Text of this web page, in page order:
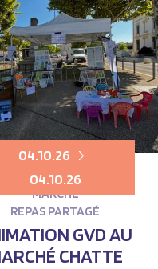
04.10.26
04.10.26
MARCHÉ
REPAS PARTAGÉ
GVD AU
CHATTE